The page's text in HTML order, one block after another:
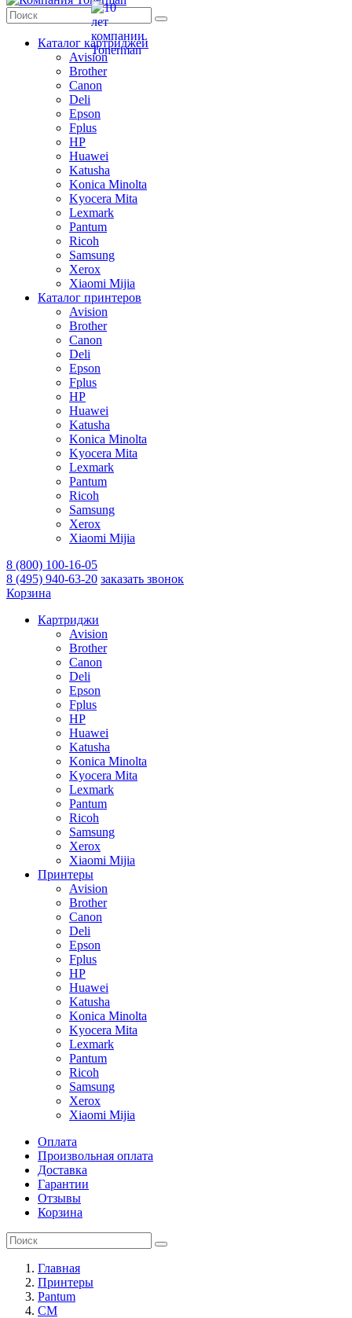
Каталог картриджей
Avision
Brother
Canon
Deli
Epson
Fplus
HP
Huawei
Katusha
Konica Minolta
Kyocera Mita
Lexmark
Pantum
Ricoh
Samsung
Xerox
Xiaomi Mijia
Каталог принтеров
Avision
Brother
Canon
Deli
Epson
Fplus
HP
Huawei
Katusha
Konica Minolta
Kyocera Mita
Lexmark
Pantum
Ricoh
Samsung
Xerox
Xiaomi Mijia
8 (800) 100-16-05
8 (495) 940-63-20 заказать звонок
Корзина
Картриджи
Avision
Brother
Canon
Deli
Epson
Fplus
HP
Huawei
Katusha
Konica Minolta
Kyocera Mita
Lexmark
Pantum
Ricoh
Samsung
Xerox
Xiaomi Mijia
Принтеры
Avision
Brother
Canon
Deli
Epson
Fplus
HP
Huawei
Katusha
Konica Minolta
Kyocera Mita
Lexmark
Pantum
Ricoh
Samsung
Xerox
Xiaomi Mijia
Оплата
Произвольная оплата
Доставка
Гарантии
Отзывы
Корзина
Главная
Принтеры
Pantum
CM